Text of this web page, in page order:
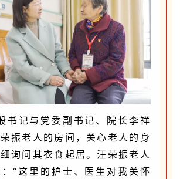
书记与党委副书记、院长李祥
振老人的房间，关心老人的身
询问其衣食起居。汪荣振老人
“这里的护士、医生对我关怀